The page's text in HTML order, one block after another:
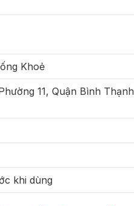
Khoẻ
11, Quận Bình
khi dùng